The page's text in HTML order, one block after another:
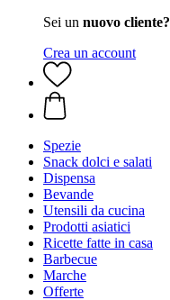
Sei un nuovo cliente?
Crea un account
Spezie
Snack dolci e salati
Dispensa
Bevande
Utensili da cucina
Prodotti asiatici
Ricette fatte in casa
Barbecue
Marche
Offerte